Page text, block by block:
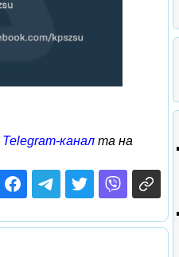
Telegram-канал та на